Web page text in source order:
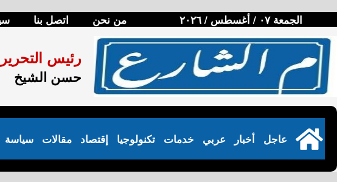
الجمعة ٠٧ / أغسطس / ٢٠٢٦ من نحن اتصل بنا
رئيس التحرير
حسن الشيخ
سياسة مقالات إقتصاد تكنولوجيا خدمات عربي أخبار عاجل